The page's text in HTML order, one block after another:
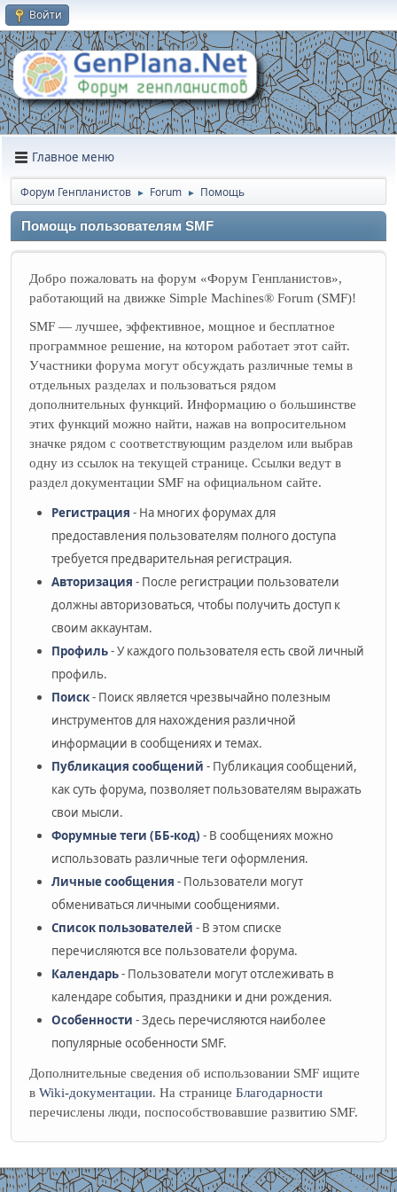
Войти
Главное меню
Форум Генпланистов ► Forum ► Помощь
Помощь пользователям SMF
Добро пожаловать на форум «Форум Генпланистов»,
работающий на движке Simple Machines® Forum (SMF)!
SMF — лучшее, эффективное, мощное и бесплатное
программное решение, на котором работает этот сайт.
Участники форума могут обсуждать различные темы в
отдельных разделах и пользоваться рядом
дополнительных функций. Информацию о большинстве
этих функций можно найти, нажав на вопросительном
значке рядом с соответствующим разделом или выбрав
одну из ссылок на текущей странице. Ссылки ведут в
раздел документации SMF на официальном сайте.
Регистрация - На многих форумах для
предоставления пользователям полного доступа
требуется предварительная регистрация.
Авторизация - После регистрации пользователи
должны авторизоваться, чтобы получить доступ к
своим аккаунтам.
Профиль- У каждого пользователя есть свой личный
профиль.
Поиск- Поиск является чрезвычайно полезным
инструментов для нахождения различной
информации в сообщениях и темах.
Публикация сообщений - Публикация сообщений,
как суть форума, позволяет пользователям выражать
свои мысли.
Форумные теги (ББ-код) - В сообщениях можно
использовать различные теги оформления.
Личные сообщения - Пользователи могут
обмениваться личными сообщениями.
Список пользователей - В этом списке
перечисляются все пользователи форума.
Календарь- Пользователи могут отслеживать в
календаре события, праздники и дни рождения.
Особенности - Здесь перечисляются наиболее
популярные особенности SMF.
Дополнительные сведения об использовании SMF ищите
в Wiki-документации. На странице Благодарности
перечислены люди, поспособствовавшие развитию SMF.